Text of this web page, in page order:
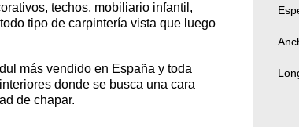
techos, mobiliario infantil,
tipo de carpintería vista que luego
más vendido en España y toda
donde se busca una cara
de chapar.
personales.